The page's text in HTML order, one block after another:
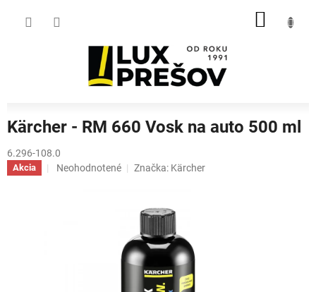
Kärcher - RM 660 Vosk na auto 500 ml
6.296-108.0
Akcia
Priemerné
Neohodnotené Značka: Kärcher